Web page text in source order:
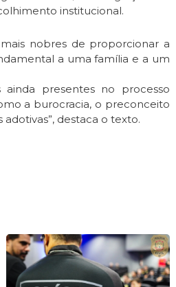
institucional.
nobres de proporcionar a
a uma família e a um
presentes no processo
a burocracia, o preconceito
destaca o texto.